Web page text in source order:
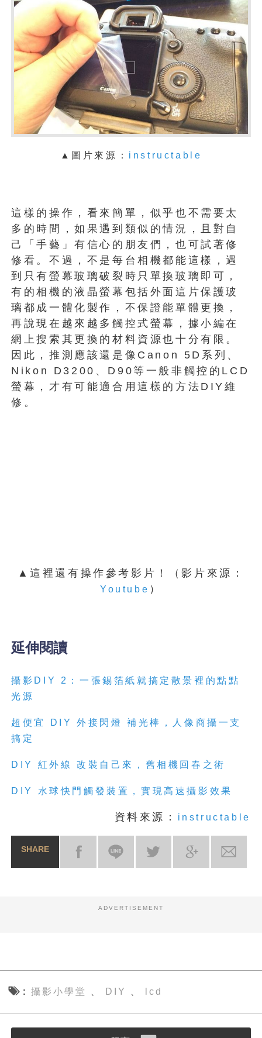
▲ 圖片來源： instructable
這樣的操作，看來簡單，似乎也不需要太
多的時間，如果遇到類似的情況，且對自
己「手藝」有信心的朋友們，也可試著修
修看。不過，不是每台相機都能這樣，遇
到只有螢幕玻璃破裂時只單換玻璃即可，
有的相機的液晶螢幕包括外面這片保護玻
璃都成一體化製作，不保證能單體更換，
再說現在越來越多觸控式螢幕，據小編在
網上搜索其更換的材料資源也十分有限。
因此，推測應該還是像Canon 5D系列、
Nikon D3200、D90等一般非觸控的LCD
螢幕，才有可能適合用這樣的方法DIY維
修。
▲這裡還有操作參考影片！（影片來源：
Youtube ）
延伸閱讀
攝影DIY 2：一張錫箔紙就搞定散景裡的點點
光源
超便宜 DIY 外接閃燈 補光棒，人像商攝一支
搞定
DIY 紅外線 改裝自己來，舊相機回春之術
DIY 水球快門觸發裝置，實現高速攝影效果
資料來源： instructable
SHARE
ADVERTISEMENT
攝影小學堂 DIY lcd